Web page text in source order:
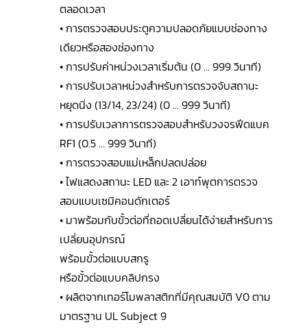
ตลอดเวลา
• การตรวจสอบประตูความปลอดภัยแบบช่องทาง
เดียวหรือสองช่องทาง
• การปรับค่าหน่วงเวลาเริ่มต้น (0 … 999 วินาที)
• การปรับเวลาหน่วงสำหรับการตรวจจับสถานะ
หยุดนิ่ง (13/14, 23/24) (0 … 999 วินาที)
• การปรับเวลาการตรวจสอบสำหรับวงจรฟีดแบค
RF1 (0.5 … 999 วินาที)
• การตรวจสอบแม่เหล็กปลดปล่อย
• ไฟแสดงสถานะ LED และ 2 เอาท์พุตการตรวจ
สอบแบบเซมิคอนดักเตอร์
• มาพร้อมกับขั้วต่อที่ถอดเปลี่ยนได้ง่ายสำหรับการ
เปลี่ยนอุปกรณ์
พร้อมขั้วต่อแบบสกรู
หรือขั้วต่อแบบคลิปกรง
• ผลิตจากเทอร์โมพลาสติกที่มีคุณสมบัติ V0 ตาม
มาตรฐาน UL Subject 9